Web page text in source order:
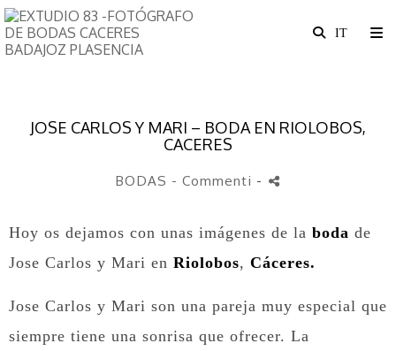
JOSE CARLOS Y MARI – BODA EN RIOLOBOS,
CACERES
BODAS - Commenti -
Hoy os dejamos con unas imágenes de la boda de
Jose Carlos y Mari en Riolobos, Cáceres.
Jose Carlos y Mari son una pareja muy especial que
siempre tiene una sonrisa que ofrecer. La